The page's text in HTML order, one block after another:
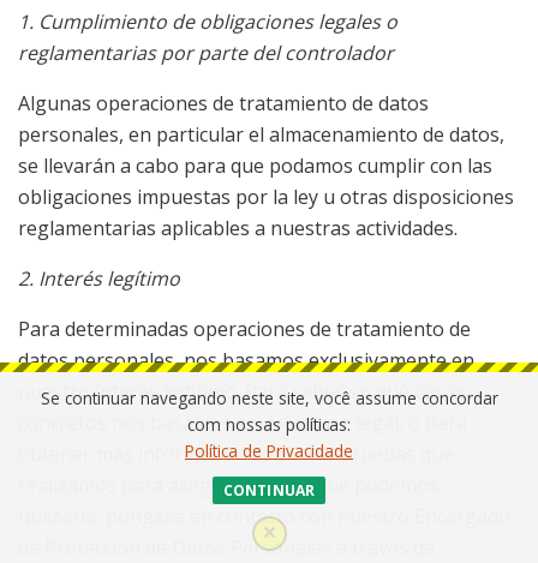
Se continuar navegando neste site, você assume concordar
com nossas políticas:
Política de Privacidade
CONTINUAR
1. Cumplimiento de obligaciones legales o
reglamentarias por parte del controlador
Algunas operaciones de tratamiento de datos
personales, en particular el almacenamiento de datos,
se llevarán a cabo para que podamos cumplir con las
obligaciones impuestas por la ley u otras disposiciones
reglamentarias aplicables a nuestras actividades.
2. Interés legítimo
Para determinadas operaciones de tratamiento de
datos personales, nos basamos exclusivamente en
nuestro interés legítimo. Para saber en qué casos
concretos nos basamos en esta base legal, o para
obtener más información sobre las pruebas que
realizamos para asegurarnos de que podemos
utilizarla, póngase en contacto con nuestro Encargado
de Protección de Datos Personales a través de